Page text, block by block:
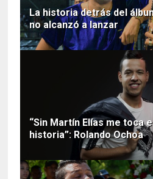
La historia detrás del
no alcanzó a lanzar
“Sin Martín Elías me toca
historia”: Rolando Ochoa